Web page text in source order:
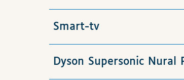
Smart-tv
Dyson Supersonic Nural